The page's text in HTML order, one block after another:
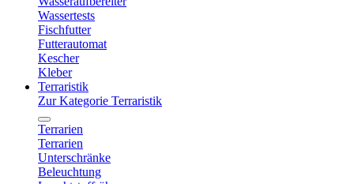
Wassertests
Fischfutter
Futterautomat
Kescher
Kleber
Terraristik
Zur Kategorie Terraristik
Terrarien
Terrarien
Unterschränke
Beleuchtung